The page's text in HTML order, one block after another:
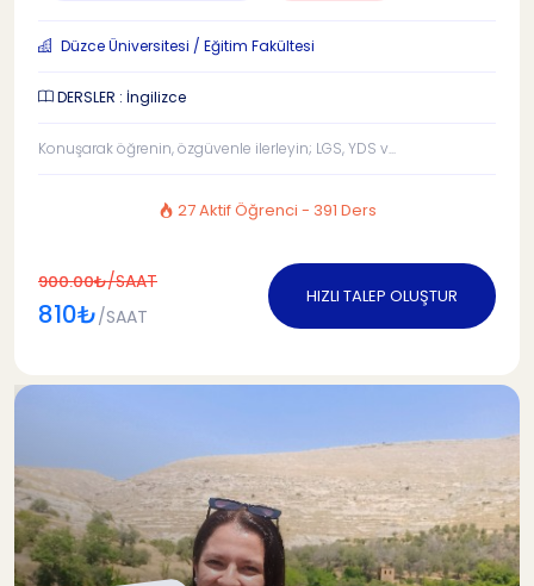
Düzce Üniversitesi / Eğitim Fakültesi
DERSLER : İngilizce
Konuşarak öğrenin, özgüvenle ilerleyin; LGS, YDS v...
27 Aktif Öğrenci - 391 Ders
900.00₺/SAAT
810₺/SAAT
HIZLI TALEP OLUŞTUR